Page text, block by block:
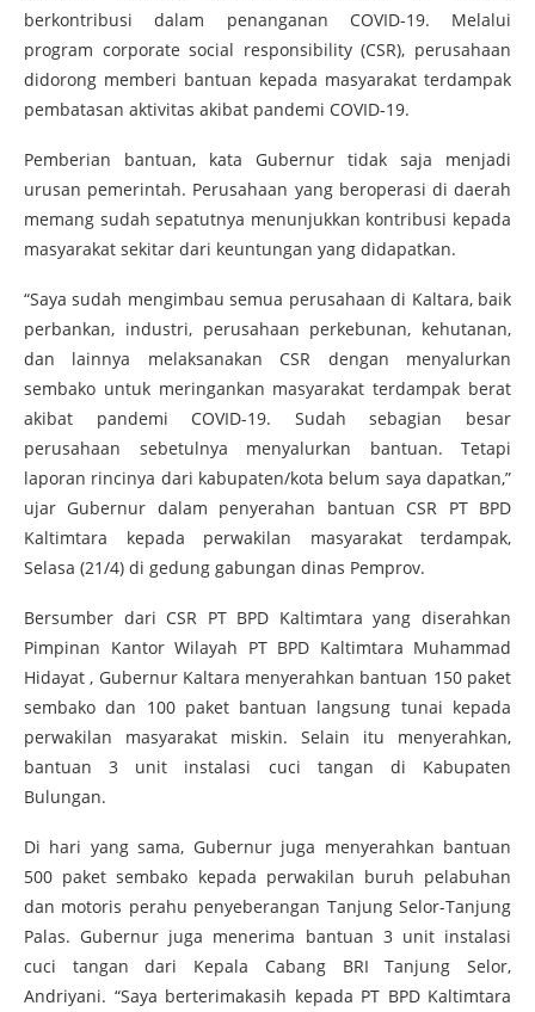
berkontribusi dalam penanganan COVID-19. Melalui
program corporate social responsibility (CSR), perusahaan
didorong memberi bantuan kepada masyarakat terdampak
pembatasan aktivitas akibat pandemi COVID-19.
Pemberian bantuan, kata Gubernur tidak saja menjadi
urusan pemerintah. Perusahaan yang beroperasi di daerah
memang sudah sepatutnya menunjukkan kontribusi kepada
masyarakat sekitar dari keuntungan yang didapatkan.
“Saya sudah mengimbau semua perusahaan di Kaltara, baik
perbankan, industri, perusahaan perkebunan, kehutanan,
dan lainnya melaksanakan CSR dengan menyalurkan
sembako untuk meringankan masyarakat terdampak berat
akibat pandemi COVID-19. Sudah sebagian besar
perusahaan sebetulnya menyalurkan bantuan. Tetapi
laporan rincinya dari kabupaten/kota belum saya dapatkan,”
ujar Gubernur dalam penyerahan bantuan CSR PT BPD
Kaltimtara kepada perwakilan masyarakat terdampak,
Selasa (21/4) di gedung gabungan dinas Pemprov.
Bersumber dari CSR PT BPD Kaltimtara yang diserahkan
Pimpinan Kantor Wilayah PT BPD Kaltimtara Muhammad
Hidayat , Gubernur Kaltara menyerahkan bantuan 150 paket
sembako dan 100 paket bantuan langsung tunai kepada
perwakilan masyarakat miskin. Selain itu menyerahkan,
bantuan 3 unit instalasi cuci tangan di Kabupaten
Bulungan.
Di hari yang sama, Gubernur juga menyerahkan bantuan
500 paket sembako kepada perwakilan buruh pelabuhan
dan motoris perahu penyeberangan Tanjung Selor-Tanjung
Palas. Gubernur juga menerima bantuan 3 unit instalasi
cuci tangan dari Kepala Cabang BRI Tanjung Selor,
Andriyani. “Saya berterimakasih kepada PT BPD Kaltimtara